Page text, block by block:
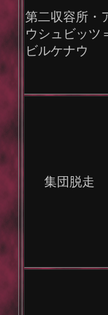
第二収容所・
ウシュビッツ
ビルケナウ
集団脱走